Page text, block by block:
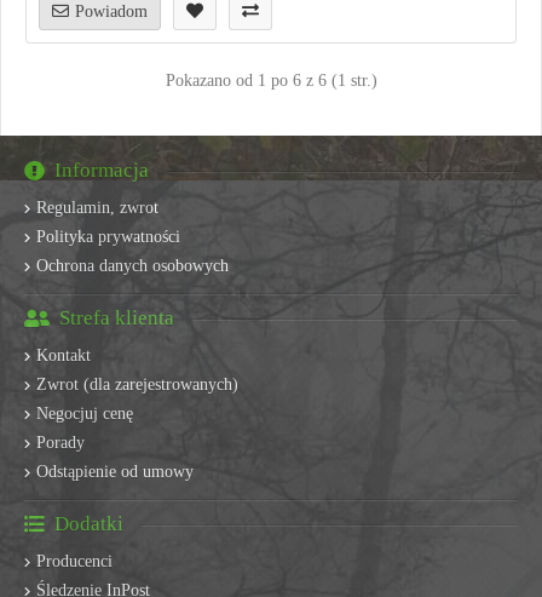
Powiadom
Pokazano od 1 po 6 z 6 (1 str.)
Informacja
Regulamin, zwrot
Polityka prywatności
Ochrona danych osobowych
Strefa klienta
Kontakt
Zwrot (dla zarejestrowanych)
Negocjuj cenę
Porady
Odstąpienie od umowy
Dodatki
Producenci
Śledzenie InPost